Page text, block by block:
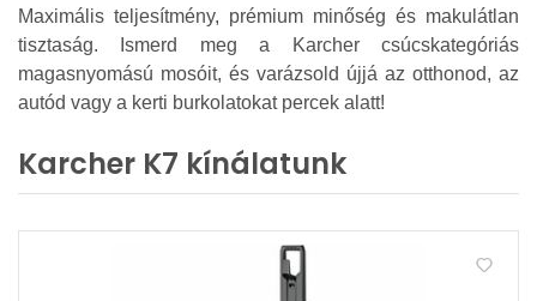
Maximális teljesítmény, prémium minőség és makulátlan
tisztaság. Ismerd meg a Karcher csúcskategóriás
magasnyomású mosóit, és varázsold újjá az otthonod, az
autód vagy a kerti burkolatokat percek alatt!
Karcher K7 kínálatunk